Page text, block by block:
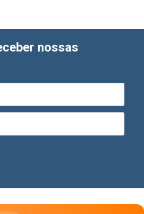
nossas